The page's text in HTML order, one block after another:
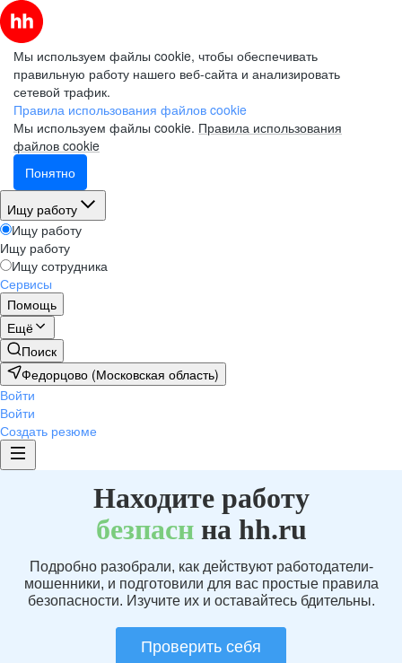
Мы используем файлы cookie, чтобы обеспечивать
правильную работу нашего веб-сайта и анализировать
сетевой трафик.
Правила использования файлов cookie
Мы используем файлы cookie. Правила использования
файлов cookie
Понятно
Ищу работу
Ищу работу
Ищу работу
Ищу сотрудника
Сервисы
Помощь
Ещё
Поиск
Федорцово (Московская область)
Войти
Войти
Создать резюме
Находите работу
безпаснна hh.ru
Подробно разобрали, как действуют работодатели-
мошенники, и подготовили для вас простые правила
безопасности. Изучите их и оставайтесь бдительны.
Проверить себя